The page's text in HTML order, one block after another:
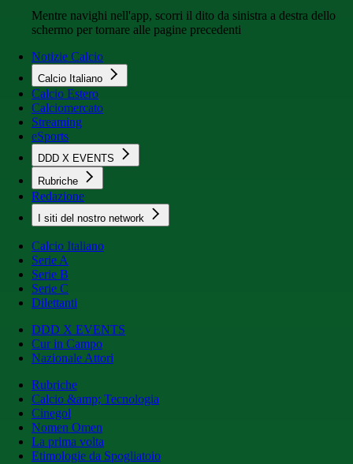
Mentre navighi nell'app, scorri il dito da sinistra a destra dello
schermo per tornare alle pagine precedenti
Notizie Calcio
Calcio Italiano
Calcio Estero
Calciomercato
Streaming
eSports
DDD X EVENTS
Rubriche
Redazione
I siti del nostro network
Calcio Italiano
Serie A
Serie B
Serie C
Dilettanti
DDD X EVENTS
Cur in Campo
Nazionale Attori
Rubriche
Calcio &amp; Tecnologia
Cinegol
Nomen Omen
La prima volta
Etimologie da Spogliatoio